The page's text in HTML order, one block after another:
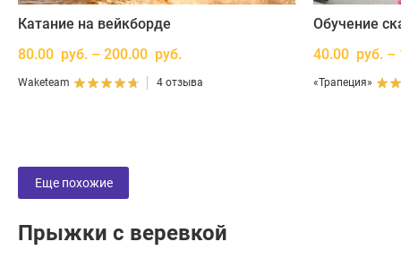
Кэшбек 13.50 руб.
Катание на вейкборде
80.00 руб. – 200.00 руб.
Waketeam 4 отзыва
Обучение
40.00 руб. –
«Трапеция»
Еще похожие
Прыжки с веревкой